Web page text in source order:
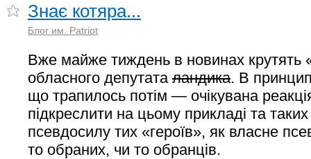
Знає котяра...
Блог им. Patriot
Вже майже тиждень в новинах крутять
обласного депутата ландика. В
що трапилось потім — очікувана
підкреслити на цьому прикладі та
псевдосилу тих «героїв», як власне
то обраних, чи то обранців.